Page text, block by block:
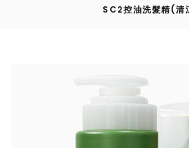
SC2控油洗髮精(清